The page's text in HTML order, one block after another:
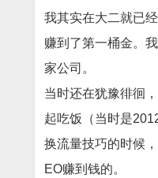
我其实在大二就已
赚到了第一桶金。
家公司。
当时还在犹豫徘徊
起吃饭（当时是
换流量技巧的时候
EO赚到钱的。